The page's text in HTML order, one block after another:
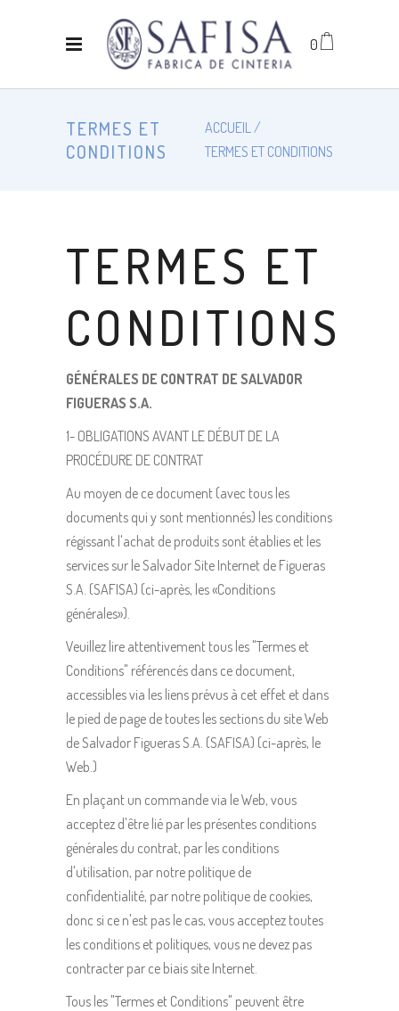
0
TERMES ET
CONDITIONS
ACCUEIL
TERMES ET CONDITIONS
TERMES ET
CONDITIONS
GÉNÉRALES DE CONTRAT DE SALVADOR
FIGUERAS S.A.
1- OBLIGATIONS AVANT LE DÉBUT DE LA
PROCÉDURE DE CONTRAT
Au moyen de ce document (avec tous les
documents qui y sont mentionnés) les conditions
régissant l'achat de produits sont établies et les
services sur le Salvador Site Internet de Figueras
S.A. (SAFISA) (ci-après, les «Conditions
générales»).
Veuillez lire attentivement tous les "Termes et
Conditions" référencés dans ce document,
accessibles via les liens prévus à cet effet et dans
le pied de page de toutes les sections du site Web
de Salvador Figueras S.A. (SAFISA) (ci-après, le
Web.)
En plaçant un commande via le Web, vous
acceptez d'être lié par les présentes conditions
générales du contrat, par les conditions
d'utilisation, par notre politique de
confidentialité, par notre politique de cookies,
donc si ce n'est pas le cas, vous acceptez toutes
les conditions et politiques, vous ne devez pas
contracter par ce biais site Internet.
Tous les "Termes et Conditions" peuvent être